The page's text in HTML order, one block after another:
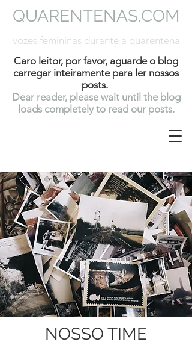
QUARENTENAS.COM
vozes femininas durante a quarentena
Caro leitor, por favor, aguarde o blog
carregar inteiramente para ler nossos
posts.
Dear reader, please wait until the blog
loads completely to read our posts.
NOSSO TIME